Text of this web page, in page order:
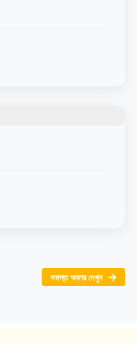
সমস্ত অফার দেখুন